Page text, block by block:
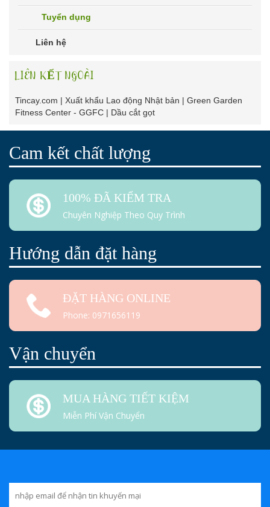
Tuyển dụng
Liên hệ
LIÊN KẾT NGOÀI
Tincay.com | Xuất khẩu Lao động Nhật bản | Green Garden
Fitness Center - GGFC | Dầu cắt gọt
Cam kết chất lượng
100% ĐÃ KIỂM TRA
Chuyên Nghiệp Theo Quy Trình
Hướng dẫn đặt hàng
ĐẶT HÀNG ONLINE
Phone: 0971656119
Vận chuyển
MUA HÀNG TIẾT KIỆM
Miễn Phí Vận Chuyển